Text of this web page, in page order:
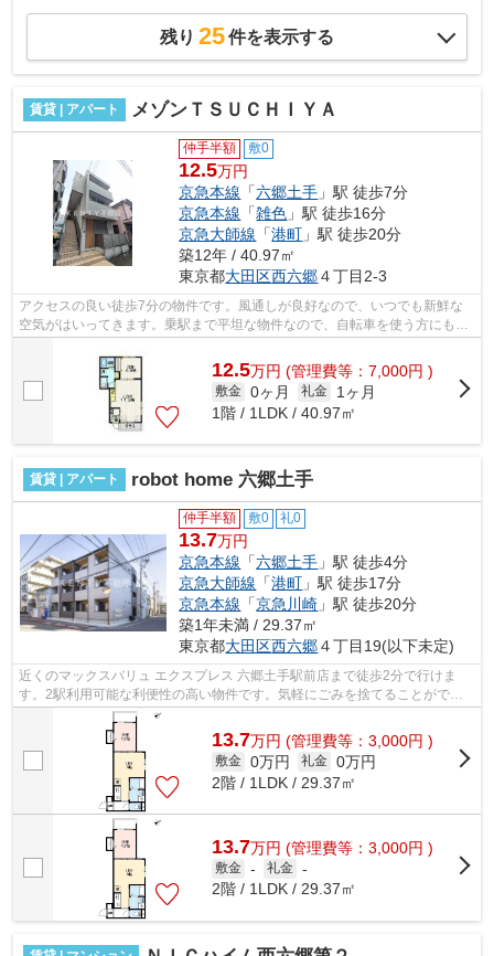
残り 25件を表示する
賃貸 | アパート メゾンＴＳＵＣＨＩＹＡ
仲手半額 敷0
12.5万円
京急本線 「六郷土手 」駅 徒歩7分
京急本線 「雑色 」駅 徒歩16分
京急大師線 「港町 」駅 徒歩20分
築12年 / 40.97㎡
東京都大田区西六郷４丁目2-3
アクセスの良い徒歩7分の物件です。風通しが良好なので、いつでも新鮮な
空気がはいってきます。乗駅まで平坦な物件なので、自転車を使う方にもお
12.5万円 (管理費等：7,000円 )
敷金 0ヶ月 礼金
1ヶ月
1階 / 1LDK / 40.97㎡
賃貸 | アパート robot home 六郷土手
仲手半額 敷0 礼0
13.7万円
京急本線 「六郷土手 」駅 徒歩4分
京急大師線 「港町 」駅 徒歩17分
京急本線 「京急川崎 」駅 徒歩20分
築1年未満 / 29.37㎡
東京都大田区西六郷４丁目19(以下未定)
近くのマックスバリュ エクスプレス 六郷土手駅前店まで徒歩2分で行けま
す。2駅利用可能な利便性の高い物件です。気軽にごみを捨てることができ
て便利な敷地内ごみ置き場つきの物件で...
13.7万円 (管理費等：3,000円 )
敷金 0万円 礼金 0万円
2階 / 1LDK / 29.37㎡
13.7万円 (管理費等：3,000円 )
敷金 - 礼金 -
2階 / 1LDK / 29.37㎡